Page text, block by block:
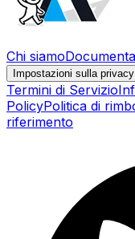
Chi siamo
Impostazioni sulla privacy
Termini di Servizio
PolicyPolitica di
riferimento